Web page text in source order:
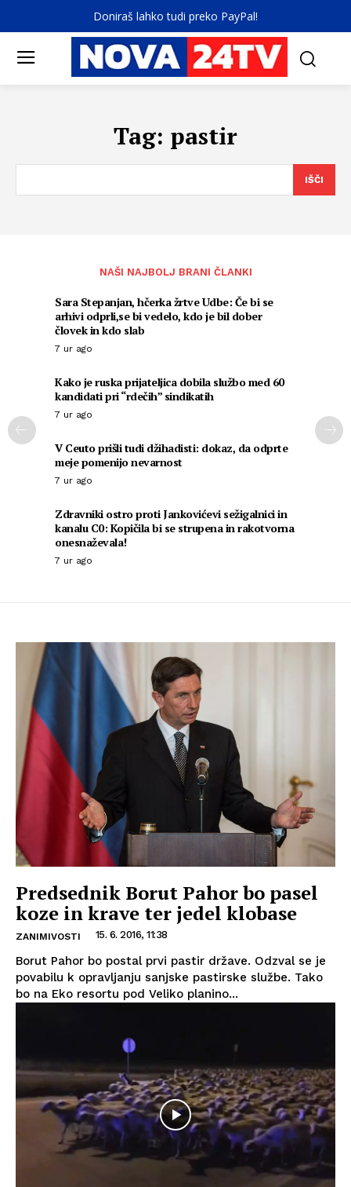
Doniraš lahko tudi preko PayPal!
Tag: pastir
IŠČI
NAŠI NAJBOLJ BRANI ČLANKI
Sara Stepanjan, hčerka žrtve Udbe: Če bi se
arhivi odprli,se bi vedelo, kdo je bil dober
človek in kdo slab
7 ur ago
Kako je ruska prijateljica dobila službo med 60
kandidati pri “rdečih” sindikatih
7 ur ago
V Ceuto prišli tudi džihadisti: dokaz, da odprte
meje pomenijo nevarnost
7 ur ago
Zdravniki ostro proti Jankovićevi sežigalnici in
kanalu C0: Kopičila bi se strupena in rakotvorna
onesnaževala!
7 ur ago
Predsednik Borut Pahor bo pasel
koze in krave ter jedel klobase
ZANIMIVOSTI 15. 6. 2016, 11:38
Borut Pahor bo postal prvi pastir države. Odzval se je
povabilu k opravljanju sanjske pastirske službe. Tako
bo na Eko resortu pod Veliko planino...